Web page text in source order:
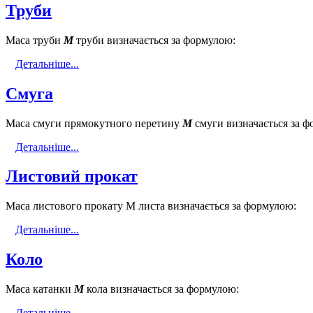
Труби
Маса труби М труби визначається за формулою:
Детальніше...
Смуга
Маса смуги прямокутного перетину М смуги визначається за
Детальніше...
Листовий прокат
Маса листового прокату М листа визначається за формулою:
Детальніше...
Коло
Маса катанки М кола визначається за формулою: